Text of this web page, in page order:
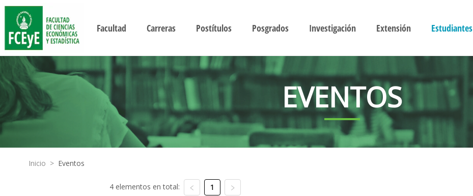
Facultad Carreras Postítulos Posgrados Investigación Extensión Estudiantes
EVENTOS
Inicio > Eventos
4 elementos en total: 1